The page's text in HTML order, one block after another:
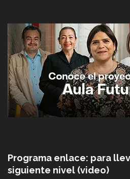
Programa enlace: para
siguiente nivel (video)